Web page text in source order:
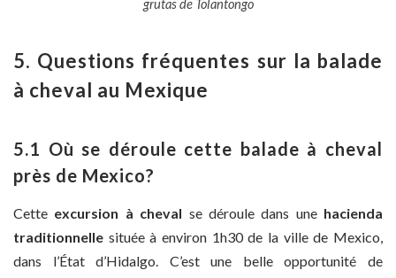
grutas de Tolantongo
5. Questions fréquentes sur la balade
à cheval au Mexique
5.1 Où se déroule cette balade à cheval
près de Mexico?
Cette excursion à cheval se déroule dans une hacienda
traditionnelle située à environ 1h30 de la ville de Mexico,
dans l’État d’Hidalgo. C’est une belle opportunité de